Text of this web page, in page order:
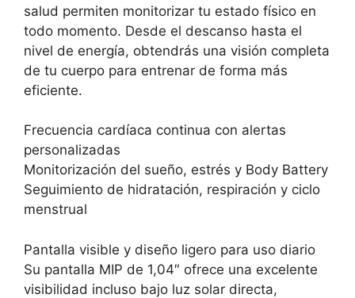
salud permiten monitorizar tu estado físico en
todo momento. Desde el descanso hasta el
nivel de energía, obtendrás una visión completa
de tu cuerpo para entrenar de forma más
eficiente.
Frecuencia cardíaca continua con alertas
personalizadas
Monitorización del sueño, estrés y Body Battery
Seguimiento de hidratación, respiración y ciclo
menstrual
Pantalla visible y diseño ligero para uso diario
Su pantalla MIP de 1,04″ ofrece una excelente
visibilidad incluso bajo luz solar directa,